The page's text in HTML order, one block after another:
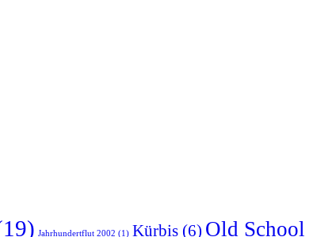
Jahrhundertflut 2002 (1) Kürbis (6) Old School